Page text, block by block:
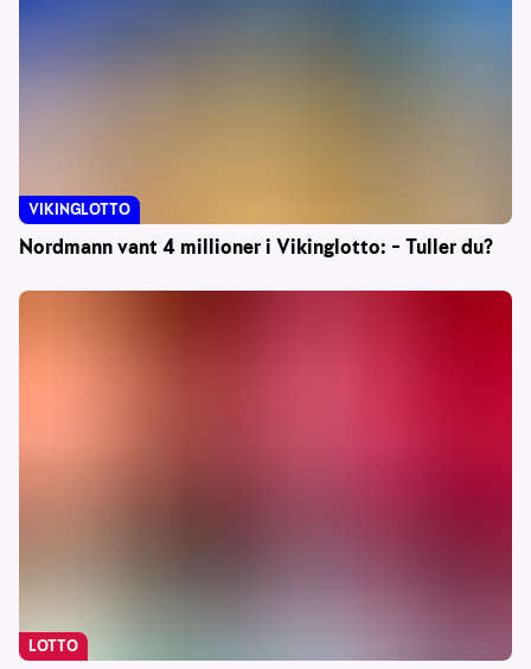
Nordmann vant 4 millioner i Vikinglotto: – Tuller du?
VIKINGLOTTO
LOTTO